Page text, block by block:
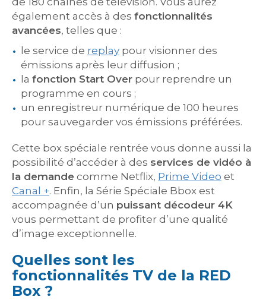
également accès à des fonctionnalités
avancées, telles que :
le service de replay pour visionner des
émissions après leur diffusion ;
la fonction Start Over pour reprendre un
programme en cours ;
un enregistreur numérique de 100 heures
pour sauvegarder vos émissions préférées.
Cette box spéciale rentrée vous donne aussi la
possibilité d’accéder à des services de vidéo à
la demande comme Netflix, Prime Video et
Canal +. Enfin, la Série Spéciale Bbox est
accompagnée d’un puissant décodeur 4K
vous permettant de profiter d’une qualité
d’image exceptionnelle.
Quelles sont les
fonctionnalités TV de la RED
Box ?